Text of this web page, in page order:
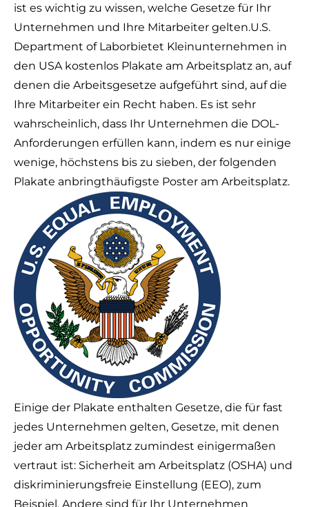
ist es wichtig zu wissen, welche Gesetze für Ihr
Unternehmen und Ihre Mitarbeiter gelten.U.S.
Department of Laborbietet Kleinunternehmen in
den USA kostenlos Plakate am Arbeitsplatz an, auf
denen die Arbeitsgesetze aufgeführt sind, auf die
Ihre Mitarbeiter ein Recht haben. Es ist sehr
wahrscheinlich, dass Ihr Unternehmen die DOL-
Anforderungen erfüllen kann, indem es nur einige
wenige, höchstens bis zu sieben, der folgenden
Plakate anbringthäufigste Poster am Arbeitsplatz.
Einige der Plakate enthalten Gesetze, die für fast
jedes Unternehmen gelten, Gesetze, mit denen
jeder am Arbeitsplatz zumindest einigermaßen
vertraut ist: Sicherheit am Arbeitsplatz (OSHA) und
diskriminierungsfreie Einstellung (EEO), zum
Beispiel. Andere sind für Ihr Unternehmen